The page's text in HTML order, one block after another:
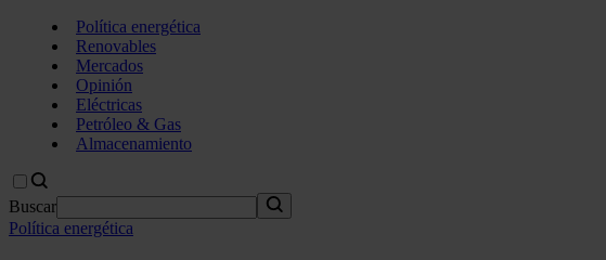
Política energética
Renovables
Mercados
Opinión
Eléctricas
Petróleo & Gas
Almacenamiento
Buscar
Política energética